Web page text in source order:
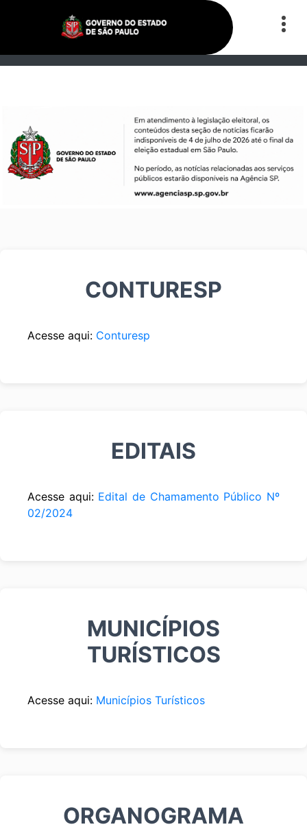
CONTURESP
Acesse aqui: Conturesp
EDITAIS
Acesse aqui: Edital de Chamamento Público Nº
02/2024
MUNICÍPIOS
TURÍSTICOS
Acesse aqui: Municípios Turísticos
ORGANOGRAMA